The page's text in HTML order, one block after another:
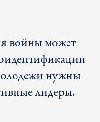
войны может
нужны
лидеры.